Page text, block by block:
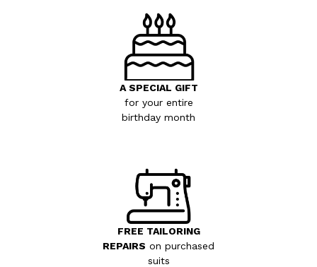
A SPECIAL GIFT
for your entire
birthday month
FREE TAILORING
REPAIRS on purchased
suits